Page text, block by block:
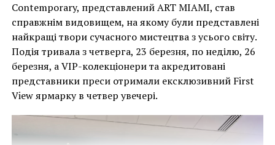
Александр Колдер. “L’empennage”
Facebook
TwitterPinterest
WhatsApp
Viber
Link
Contemporary, представлений ART MIAMI, став
справжнім видовищем, на якому були представлені
найкращі твори сучасного мистецтва з усього світу.
Подія тривала з четверга, 23 березня, по неділю, 26
березня, а VIP-колекціонери та акредитовані
представники преси отримали ексклюзивний First
View ярмарку в четвер увечері.